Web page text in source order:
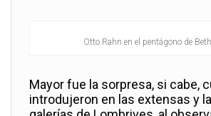
Otto Rahn en el pentágono de
Mayor fue la sorpresa, si cabe,
introdujeron en las extensas y